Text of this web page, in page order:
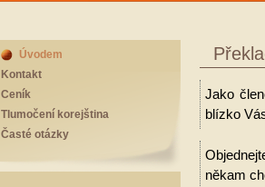
Jako
blízko
někam
Úvodem
Kontakt
Ceník
Tlumočení korejština
Časté otázky